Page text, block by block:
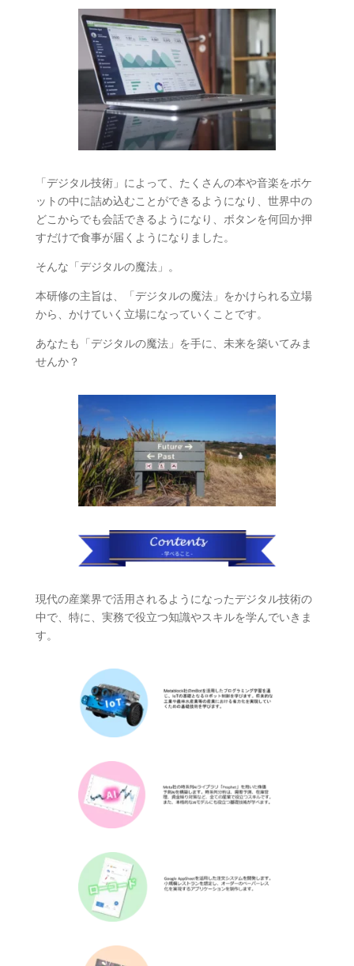
「デジタル技術」によって、たくさんの本や音楽をポケ
ットの中に詰め込むことができるようになり、世界中の
どこからでも会話できるようになり、ボタンを何回か押
すだけで食事が届くようになりました。
そんな「デジタルの魔法」。
本研修の主旨は、「デジタルの魔法」をかけられる立場
から、かけていく立場になっていくことです。
あなたも「デジタルの魔法」を手に、未来を築いてみま
せんか？
現代の産業界で活用されるようになったデジタル技術の
中で、特に、実務で役立つ知識やスキルを学んでいきま
す。